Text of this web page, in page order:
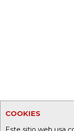
COOKIES